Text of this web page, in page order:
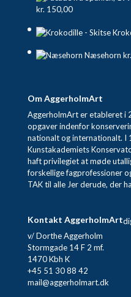
kr. 150,00
Næsehorn kr.
Om AggerholmArt
AggerholmArt er etableret i
opgaver indenfor
nationalt og internationalt. I
Kunstakademiets
haft privilegiet at møde
forskellige fagprofessioner
TAK til alle Jer derude, der
Kontakt AggerholmArt
v/ Dorthe Aggerholm
Stormgade 14 F 2 mf.
1470 Kbh K
+45 51 30 88 42
mail@aggerholmart.dk